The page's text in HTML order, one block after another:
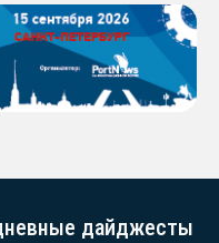
дайджесты